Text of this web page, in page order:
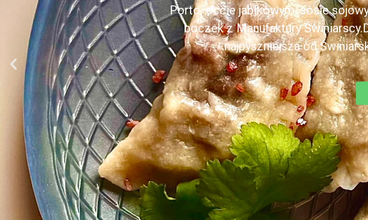
Porto, occie jabłkowym, sosie
boczek z Manufaktury
najpyszniejsza od